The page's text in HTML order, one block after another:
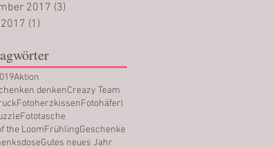
2017 (3)
(1)
Aktion
denkenCreazy Team
FotoherzkissenFotohäferl
Fototasche
the LoomFrühlingGeschenke
Gutes neues Jahr